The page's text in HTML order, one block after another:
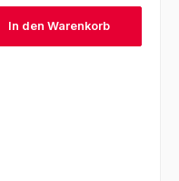
In den Warenkorb